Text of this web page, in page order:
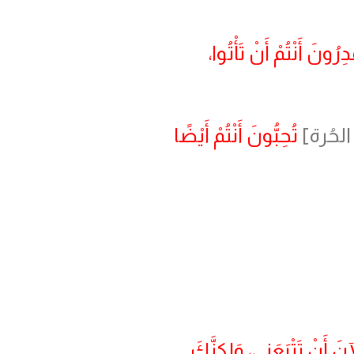
أَنْتُمْ أَنْ تَأْتُوا،
الحُرة] تُحِبُّونَ أَنْتُمْ أَيْضًا